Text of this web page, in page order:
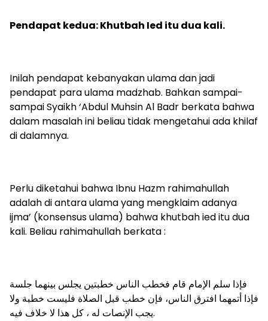
Pendapat kedua: Khutbah Ied itu dua kali.
Inilah pendapat kebanyakan ulama dan jadi
pendapat para ulama madzhab. Bahkan sampai-
sampai Syaikh ‘Abdul Muhsin Al Badr berkata bahwa
dalam masalah ini beliau tidak mengetahui ada khilaf
di dalamnya.
Perlu diketahui bahwa Ibnu Hazm rahimahullah
adalah di antara ulama yang mengklaim adanya
ijma’ (konsensus ulama) bahwa khutbah ied itu dua
kali. Beliau rahimahullah berkata :
فإذا سلم الإمام قام فخطب الناس خطبتين يجلس بينهما جلسة
فإذا أتمهما افترق الناس، فإن خطب قبل الصلاة فليست خطبة ولا
يجب الإنصات له ، كل هذا لا خلاف فيه.